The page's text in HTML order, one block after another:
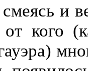
и
кого